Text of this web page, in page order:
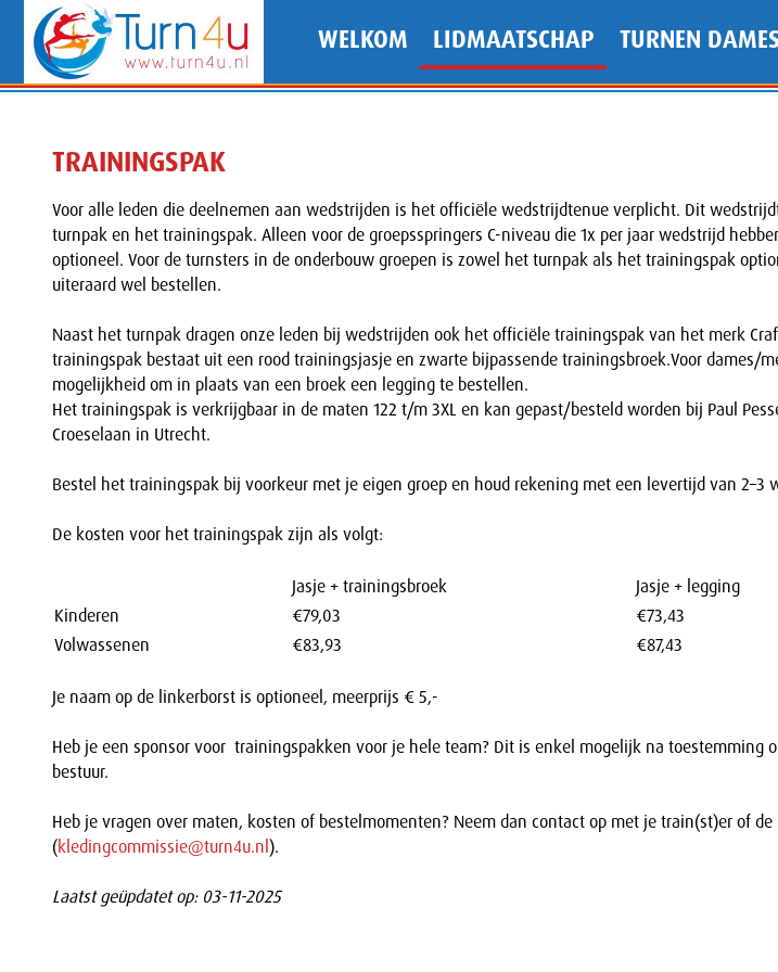
WELKOM LIDMAATSCHAP TURNEN
TRAININGSPAK
Voor alle leden die deelnemen aan wedstrijden is het officiële wedstrijdtenue verplicht. Dit
turnpak en het trainingspak. Alleen voor de groepsspringers C-niveau die 1x per jaar wedstrijd
optioneel. Voor de turnsters in de onderbouw groepen is zowel het turnpak als het trainingspak
uiteraard wel bestellen.
Naast het turnpak dragen onze leden bij wedstrijden ook het officiële trainingspak van het merk
trainingspak bestaat uit een rood trainingsjasje en zwarte bijpassende trainingsbroek.Voor dames/
mogelijkheid om in plaats van een broek een legging te bestellen.
Het trainingspak is verkrijgbaar in de maten 122 t/m 3XL en kan gepast/besteld worden bij Paul
Croeselaan in Utrecht.
Bestel het trainingspak bij voorkeur met je eigen groep en houd rekening met een levertijd van 2–3
De kosten voor het trainingspak zijn als volgt:
Jasje + trainingsbroek
Jasje + legging
Kinderen
€79,03
€73,43
Volwassenen
€83,93 €87,43
Je naam op de linkerborst is optioneel, meerprijs € 5,-
Heb je een sponsor voor trainingspakken voor je hele team? Dit is enkel mogelijk na toestemming
bestuur.
Heb je vragen over maten, kosten of bestelmomenten? Neem dan contact op met je train(st)er of
(kledingcommissie@turn4u.nl ).
Laatst geüpdatet op: 03-11-2025